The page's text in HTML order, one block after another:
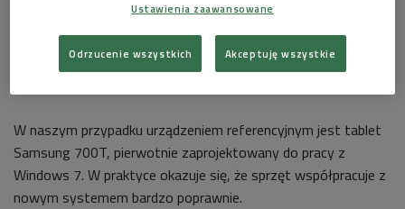
przypadku tabletów z systemem Windows 8 obok
procesorów ARM, wykorzystywane są „klasyczne” procesory
W naszym przypadku urządzeniem referencyjnym jest tablet
Samsung 700T, pierwotnie zaprojektowany do pracy z
Windows 7. W praktyce okazuje się, że sprzęt współpracuje z
nowym systemem bardzo poprawnie.
Ustawienia zaawansowane
Odrzucenie wszystkich Akceptuję wszystkie